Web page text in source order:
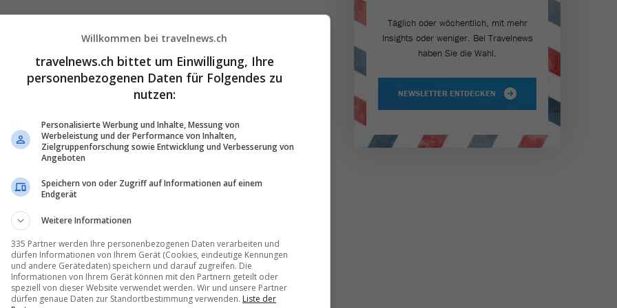
Schock, wechselte er an die Spitze von Let's go Tours. «Selbst
hätte ich nicht gewollt», gibt er zu. «Aber diese Chance,
packen.»
«Ich war ab Tag 1 im Krisenmodus.» Doch das Unternehmen
schnell wieder Tritt. «Tansania nahm Corona nie so richtig ernst,
die Malediven konnten wir bald wieder Reisende schicken»,
Entwicklung äusserst zufrieden – auch wenn das Geschäft mit
Konflikts stockt. Dafür brummt Ostafrika umso stärker. Auch die
seien sehr gefragt.
über die jüngsten Personal-Turbulenzen bei Knecht Reisen, seine
Stammgast zum Malediven-Geniesser – und er verrät, ob es ihn
des Schweizer Reise-Verbands mitzumischen.
Talk»
Täglich oder wöchentlich, mit mehr
Insights oder weniger. Bei Travel­news
haben Sie die Wahl.
NEWSLETTER ENTDECKEN
Willkommen bei travelnews.ch
travelnews.ch bittet um Einwilligung, Ihre
personenbezogenen Daten für Folgendes zu
nutzen:
Personalisierte Werbung und Inhalte, Messung von
Werbeleistung und der Performance von Inhalten,
Zielgruppenforschung sowie Entwicklung und Verbesserung von
Angeboten
Speichern von oder Zugriff auf Informationen auf einem
Endgerät
Weitere Informationen
335 Partner werden Ihre personenbezogenen Daten verarbeiten und
dürfen Informationen von Ihrem Gerät (Cookies, eindeutige Kennungen
und andere Gerätedaten) speichern und darauf zugreifen. Die
Informationen von Ihrem Gerät können mit den Partnern geteilt oder
speziell von dieser Website verwendet werden. Wir und unsere Partner
dürfen genaue Daten zur Standortbestimmung verwenden. Liste der